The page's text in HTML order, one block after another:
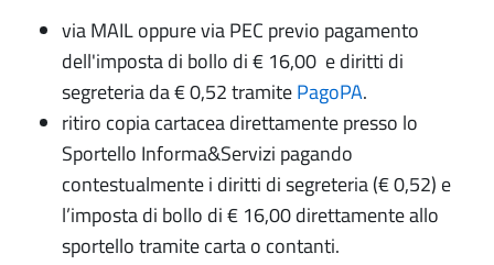
via MAIL oppure via PEC previo pagamento
dell'imposta di bollo di € 16,00 e diritti di
segreteria da € 0,52 tramitePagoPA.
ritiro copia cartacea direttamente presso lo
Sportello Informa&Servizi pagando
contestualmente i diritti di segreteria (€ 0,52) e
l’imposta di bollo di € 16,00 direttamente allo
sportello tramite carta o contanti.